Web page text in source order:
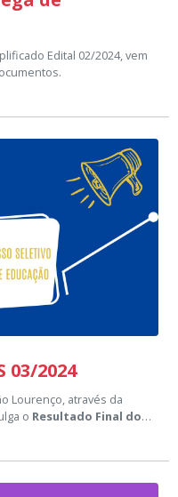
Edital 02/2024, vem
03/2024
Lourenço, através da
o Resultado Final do